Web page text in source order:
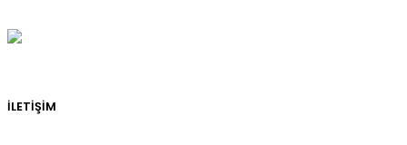
İLETİŞİM